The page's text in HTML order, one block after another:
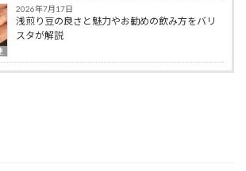
2026年7月17日
浅煎り豆の良さと魅力やお勧めの飲み方をバリ
スタが解説